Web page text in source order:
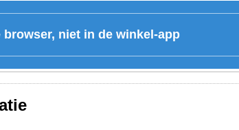
niet in de winkel-app